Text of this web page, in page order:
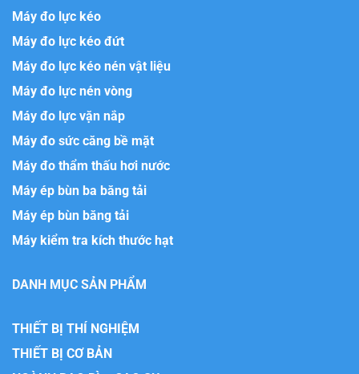
Máy đo lực kéo
Máy đo lực kéo đứt
Máy đo lực kéo nén vật liệu
Máy đo lực nén vòng
Máy đo lực vặn nắp
Máy đo sức căng bề mặt
Máy đo thẩm thấu hơi nước
Máy ép bùn ba băng tải
Máy ép bùn băng tải
Máy kiểm tra kích thước hạt
DANH MỤC SẢN PHẨM
THIẾT BỊ THÍ NGHIỆM
THIẾT BỊ CƠ BẢN